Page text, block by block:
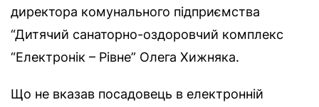
директора комунального підприємства
“Дитячий санаторно-оздоровчий комплекс
“Електронік – Рівне” Олега Хижняка.
Що не вказав посадовець в електронній